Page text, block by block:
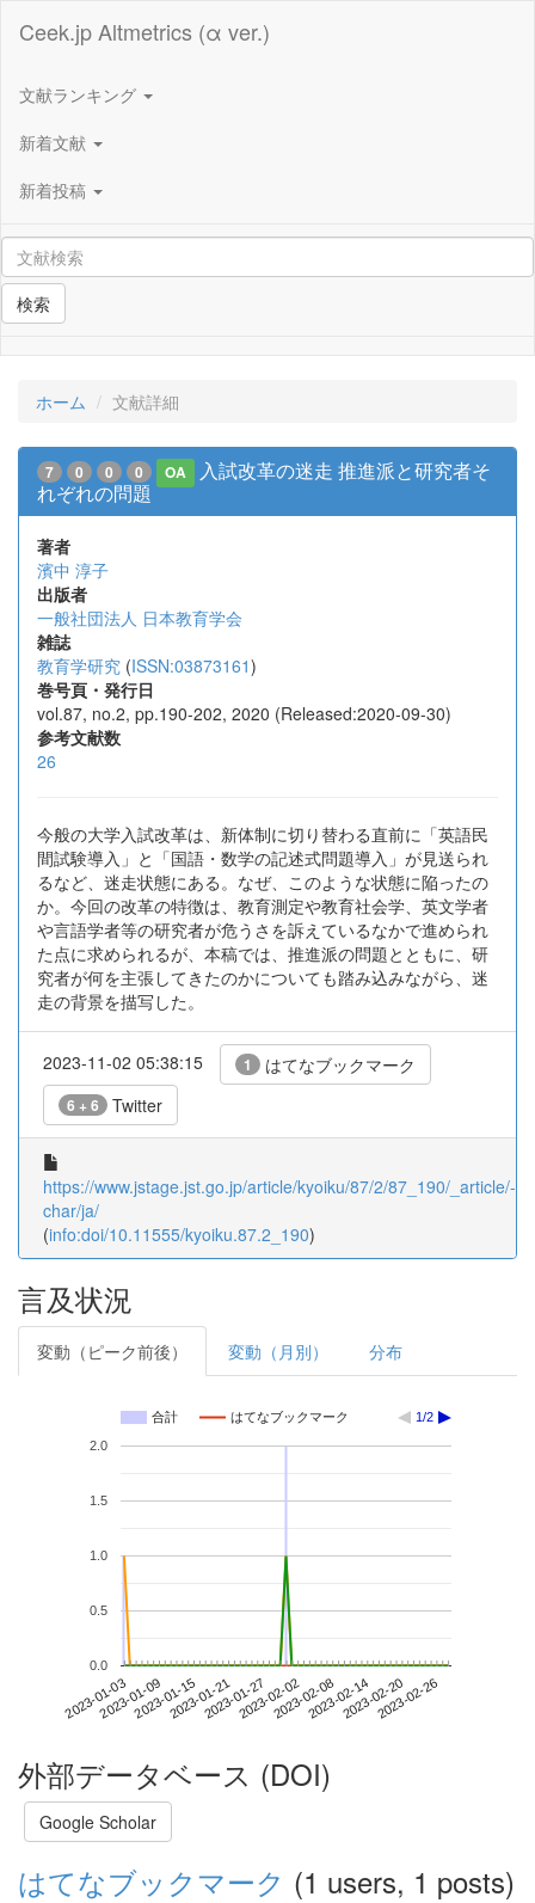
Ceek.jp Altmetrics (α ver.)
文献ランキング
新着文献
新着投稿
検索
ホーム 文献詳細
7 0 0 0 OA
入試改革の迷走 推進派と研究者そ
れぞれの問題
著者
濱中 淳子
出版者
一般社団法人 日本教育学会
雑誌
教育学研究 (ISSN:03873161)
巻号頁・発行日
vol.87, no.2, pp.190-202, 2020 (Released:2020-09-30)
参考文献数
26
今般の大学入試改革は、新体制に切り替わる直前に「英語民
間試験導入」と「国語・数学の記述式問題導入」が見送られ
るなど、迷走状態にある。なぜ、このような状態に陥ったの
か。今回の改革の特徴は、教育測定や教育社会学、英文学者
や言語学者等の研究者が危うさを訴えているなかで進められ
た点に求められるが、本稿では、推進派の問題とともに、研
究者が何を主張してきたのかについても踏み込みながら、迷
走の背景を描写した。
2023-11-02 05:38:15 1 はてなブックマーク
6 + 6 Twitter
https://www.jstage.jst.go.jp/article/kyoiku/87/2/87_190/_article/-
char/ja/
(info:doi/10.11555/kyoiku.87.2_190)
言及状況
変動（ピーク前後） 変動（月別） 分布
合計 はてなブックマーク 1/2
2023-01-032023-01-092023-01-152023-01-212023-01-272023-02-022023-02-082023-02-142023-02-202023-02-26
0.0
0.5
1.0
1.5
2.0
外部データベース (DOI)
Google Scholar
はてなブックマーク (1 users, 1 posts)